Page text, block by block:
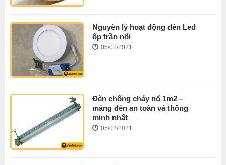
Nguyên lý hoạt động đèn Led
ốp trần nổi
05/02/2021
Đèn chống cháy nổ 1m2 –
máng đèn an toàn và thông
minh nhất
05/02/2021